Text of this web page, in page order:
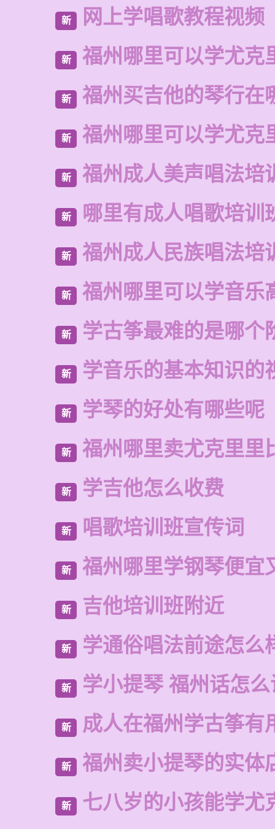
新 网上学唱歌教程视频
新 福州哪里可以学尤克
新 福州买吉他的琴行在
新 福州哪里可以学尤克
新 福州成人美声唱法培
新 哪里有成人唱歌培训
新 福州成人民族唱法培
新 福州哪里可以学音乐
新 学古筝最难的是哪个
新 学音乐的基本知识的
新 学琴的好处有哪些呢
新 福州哪里卖尤克里里
新 学吉他怎么收费
新 唱歌培训班宣传词
新 福州哪里学钢琴便宜
新 吉他培训班附近
新 学通俗唱法前途怎么
新 学小提琴 福州话怎
新 成人在福州学古筝有
新 福州卖小提琴的实体
新 七八岁的小孩能学尤